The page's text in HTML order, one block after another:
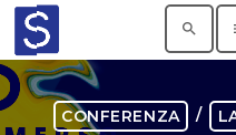
search
I PIÙ LETTI
CONFERENZA /